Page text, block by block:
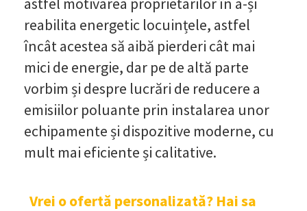
reabilita energetic locuințele, astfel
încât acestea să aibă pierderi cât mai
mici de energie, dar pe de altă parte
vorbim și despre lucrări de reducere a
emisiilor poluante prin instalarea unor
echipamente și dispozitive moderne, cu
mult mai eficiente și calitative.
Vrei o ofertă personalizată? Hai sa